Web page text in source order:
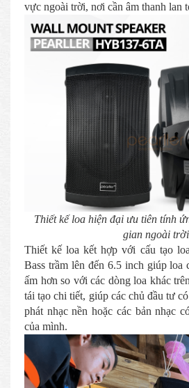
vực ngoài trời, nơi cần âm thanh lan
Thiết kế loa hiện đại ưu tiên tính
gian ngoài trời
Thiết kế loa kết hợp với cấu tạo
Bass trầm lên đến 6.5 inch giúp loa
ấm hơn so với các dòng loa khác
tái tạo chi tiết, giúp các chủ đầu tư
phát nhạc nền hoặc các bản nhạc
của mình.